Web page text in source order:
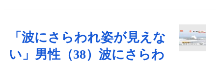
「波にさらわれ姿が見えな
い」男性（38）波にさらわ